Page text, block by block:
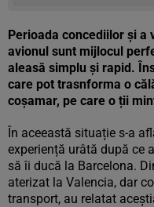
Perioada concediilor și a
avionul sunt mijlocul
aleasă simplu și rapid.
care pot trasnforma o
coșamar, pe care o ții
În aceeastă situație s-a
experiență urâtă după ce
să îi ducă la Barcelona.
aterizat la Valencia, dar
transport, au relatat